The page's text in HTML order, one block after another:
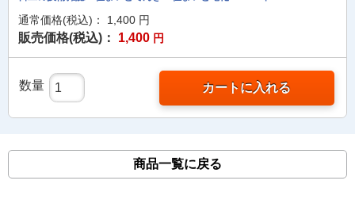
通常価格(税込)： 1,400 円
販売価格(税込)： 1,400 円
数量 カートに入れる
商品一覧に戻る